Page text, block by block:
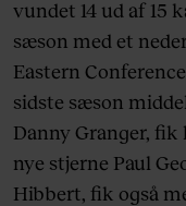
vundet 14 ud af 15
sæson med et
Eastern
sidste sæson
Danny Granger,
nye stjerne Paul
Hibbert, fik også